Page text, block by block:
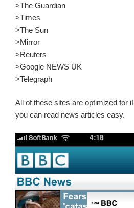
>The Guardian
>Times
>The Sun
>Mirror
>Reuters
>Google NEWS UK
>Telegraph
All of these sites are optimized for
you can read news articles easy.